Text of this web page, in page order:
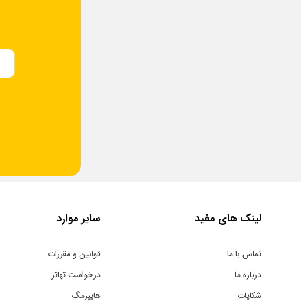
لینک های مفید
تماس با ما
درباره ما
شکایات
سایر موارد
قوانین و مقررات
درخواست تهاتر
هایپرمگ